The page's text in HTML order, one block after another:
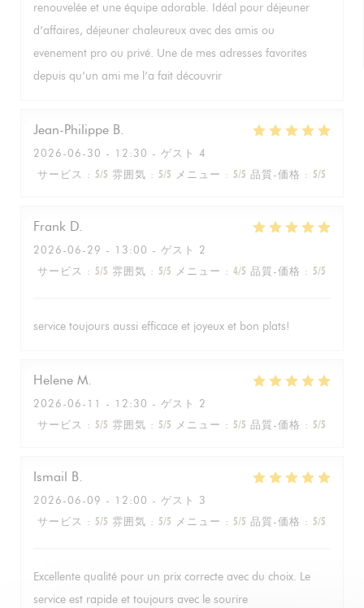
renouvelée et une équipe adorable. Idéal pour déjeuner
d’affaires, déjeuner chaleureux avec des amis ou
evenement pro ou privé. Une de mes adresses favorites
depuis qu’un ami me l’a fait découvrir
Jean-Philippe B
2026-06-30 - 12:30 - ゲスト 4
サービス : 5/5 雰囲気 : 5/5 メニュー : 5/5 品質-価格 : 5/5
Frank D
2026-06-29 - 13:00 - ゲスト 2
サービス : 5/5 雰囲気 : 5/5 メニュー : 4/5 品質-価格 : 5/5
service toujours aussi efficace et joyeux et bon plats!
Helene M
2026-06-11
- 12:30 - ゲスト 2
サービス : 5/5 雰囲気 : 5/5 メニュー : 5/5 品質-価格 : 5/5
Ismail B
2026-06-09 - 12:00 - ゲスト 3
サービス : 5/5 雰囲気 : 5/5 メニュー : 5/5 品質-価格 : 5/5
Excellente qualité pour un prix correcte avec du choix. Le
service est rapide et toujours avec le sourire